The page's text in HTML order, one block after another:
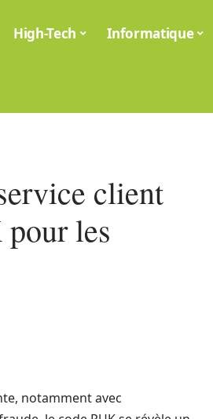
High-Tech Informatique
client
les
notamment avec